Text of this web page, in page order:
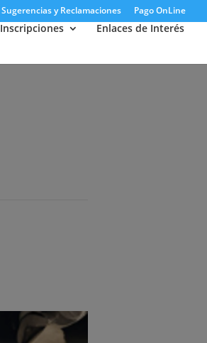
Sugerencias y Reclamaciones Pago OnLine
Inscripciones Enlaces de Interés